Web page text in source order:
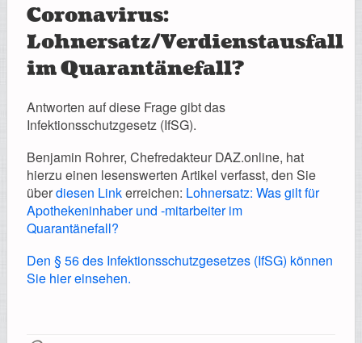
Coronavirus:
Lohnersatz/Verdienstausfall
im Quarantänefall?
Antworten auf diese Frage gibt das
Infektionsschutzgesetz (IfSG).
Benjamin Rohrer, Chefredakteur DAZ.online, hat
hierzu einen lesenswerten Artikel verfasst, den Sie
überdiesen Linkerreichen: Lohnersatz: Was gilt für
Apothekeninhaber und -mitarbeiter im
Quarantänefall?
Den § 56 des Infektionsschutzgesetzes (IfSG) können
Sie hier einsehen.